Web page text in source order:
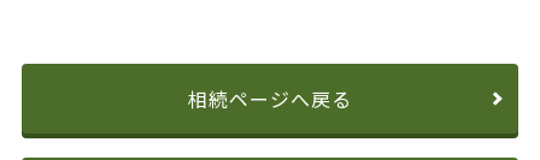
相続ページへ戻る